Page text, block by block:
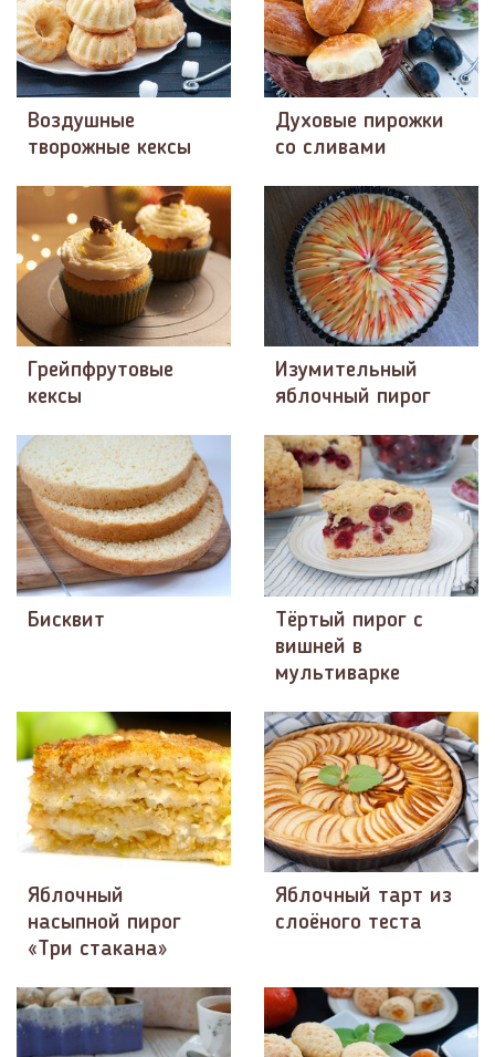
Воздушные
творожные кексы
Духовые пирожки
со сливами
Грейпфрутовые
кексы
Изумительный
яблочный пирог
Бисквит
Тёртый пирог с
вишней в
мультиварке
Яблочный
насыпной пирог
«Три стакана»
Яблочный тарт из
слоёного теста